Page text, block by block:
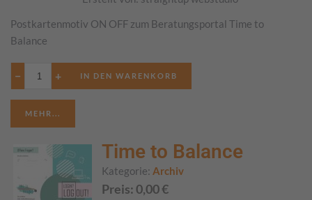
Postkartenmotiv ON OFF zum Beratungsportal Time to
Balance
− +
MEHR...
Time to Balance
Kategorie: Archiv
Preis: 0,00€